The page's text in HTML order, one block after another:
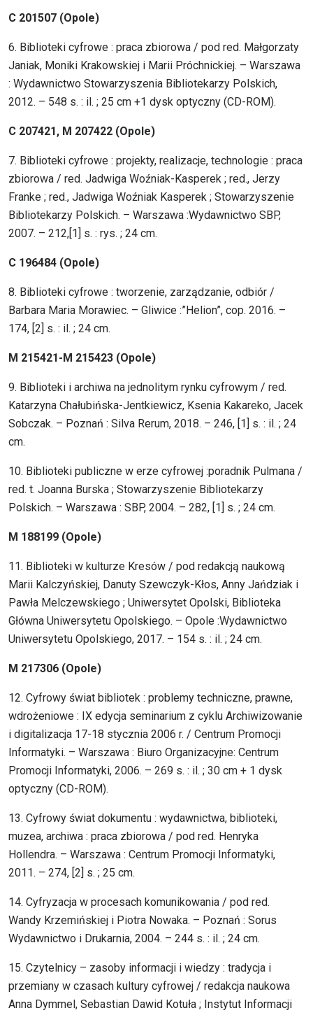
C 201507 (Opole)
6. Biblioteki cyfrowe : praca zbiorowa / pod red. Małgorzaty
Janiak, Moniki Krakowskiej i Marii Próchnickiej. – Warszawa
: Wydawnictwo Stowarzyszenia Bibliotekarzy Polskich,
2012. – 548 s. : il. ; 25 cm +1 dysk optyczny (CD-ROM).
C 207421, M 207422 (Opole)
7. Biblioteki cyfrowe : projekty, realizacje, technologie : praca
zbiorowa / red. Jadwiga Woźniak-Kasperek ; red., Jerzy
Franke ; red., Jadwiga Woźniak Kasperek ; Stowarzyszenie
Bibliotekarzy Polskich. – Warszawa :Wydawnictwo SBP,
2007. – 212,[1] s. : rys. ; 24 cm.
C 196484 (Opole)
8. Biblioteki cyfrowe : tworzenie, zarządzanie, odbiór /
Barbara Maria Morawiec. – Gliwice :”Helion”, cop. 2016. –
174, [2] s. : il. ; 24 cm.
M 215421-M 215423 (Opole)
9. Biblioteki i archiwa na jednolitym rynku cyfrowym / red.
Katarzyna Chałubińska-Jentkiewicz, Ksenia Kakareko, Jacek
Sobczak. – Poznań : Silva Rerum, 2018. – 246, [1] s. : il. ; 24
cm.
10. Biblioteki publiczne w erze cyfrowej :poradnik Pulmana /
red. t. Joanna Burska ; Stowarzyszenie Bibliotekarzy
Polskich. – Warszawa : SBP, 2004. – 282, [1] s. ; 24 cm.
M 188199 (Opole)
11. Biblioteki w kulturze Kresów / pod redakcją naukową
Marii Kalczyńskiej, Danuty Szewczyk-Kłos, Anny Jańdziak i
Pawła Melczewskiego ; Uniwersytet Opolski, Biblioteka
Główna Uniwersytetu Opolskiego. – Opole :Wydawnictwo
Uniwersytetu Opolskiego, 2017. – 154 s. : il. ; 24 cm.
M 217306 (Opole)
12. Cyfrowy świat bibliotek : problemy techniczne, prawne,
wdrożeniowe : IX edycja seminarium z cyklu Archiwizowanie
i digitalizacja 17-18 stycznia 2006 r. / Centrum Promocji
Informatyki. – Warszawa : Biuro Organizacyjne: Centrum
Promocji Informatyki, 2006. – 269 s. : il. ; 30 cm + 1 dysk
optyczny (CD-ROM).
13. Cyfrowy świat dokumentu : wydawnictwa, biblioteki,
muzea, archiwa : praca zbiorowa / pod red. Henryka
Hollendra. – Warszawa : Centrum Promocji Informatyki,
2011. – 274, [2] s. ; 25 cm.
14. Cyfryzacja w procesach komunikowania / pod red.
Wandy Krzemińskiej i Piotra Nowaka. – Poznań : Sorus
Wydawnictwo i Drukarnia, 2004. – 244 s. : il. ; 24 cm.
15. Czytelnicy – zasoby informacji i wiedzy : tradycja i
przemiany w czasach kultury cyfrowej / redakcja naukowa
Anna Dymmel, Sebastian Dawid Kotuła ; Instytut Informacji